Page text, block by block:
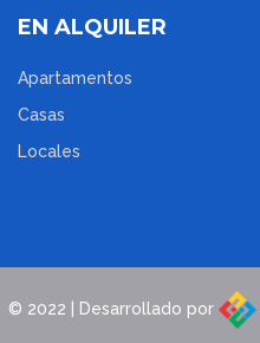
EN ALQUILER
Apartamentos
Casas
Locales
© 2022 | Desarrollado por